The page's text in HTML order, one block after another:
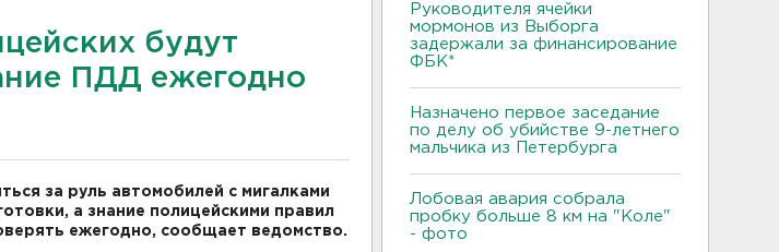
будут
ПДД ежегодно
за руль автомобилей с мигалками
а знание полицейскими правил
ежегодно, сообщает ведомство.
Руководителя ячейки
мормонов из Выборга
задержали за финансирование
ФБК*
Назначено первое заседание
по делу об убийстве 9-летнего
мальчика из Петербурга
Лобовая авария собрала
пробку больше 8 км на "Коле"
- фото